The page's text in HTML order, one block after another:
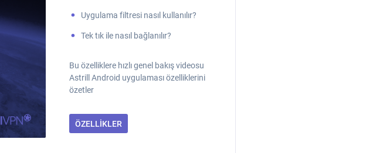
Uygulama filtresi nasıl kullanılır?
Tek tık ile nasıl bağlanılır?
Bu özelliklere hızlı genel bakış videosu
Astrill Android uygulaması özelliklerini
özetler
ÖZELLIKLER